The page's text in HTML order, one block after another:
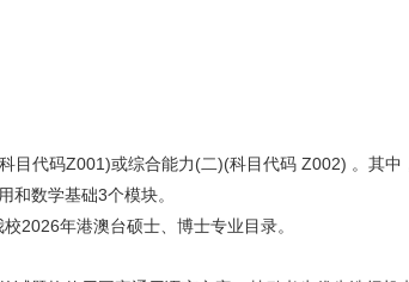
代码Z001)或综合能力(二)(科目代码 Z002) 。其中
和数学基础3个模块。
2026年港澳台硕士、博士专业目录。